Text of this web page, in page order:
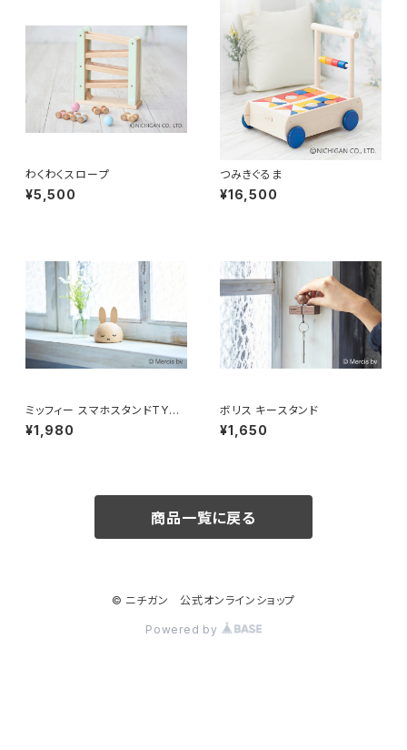
わくわくスロープ
¥5,500
つみきぐるま
¥16,500
ミッフィー スマホスタンドTYPE
Ⅱ
¥1,980
ボリス キースタンド
¥1,650
商品一覧に戻る
© ニチガン 公式オンラインショップ
Powered by